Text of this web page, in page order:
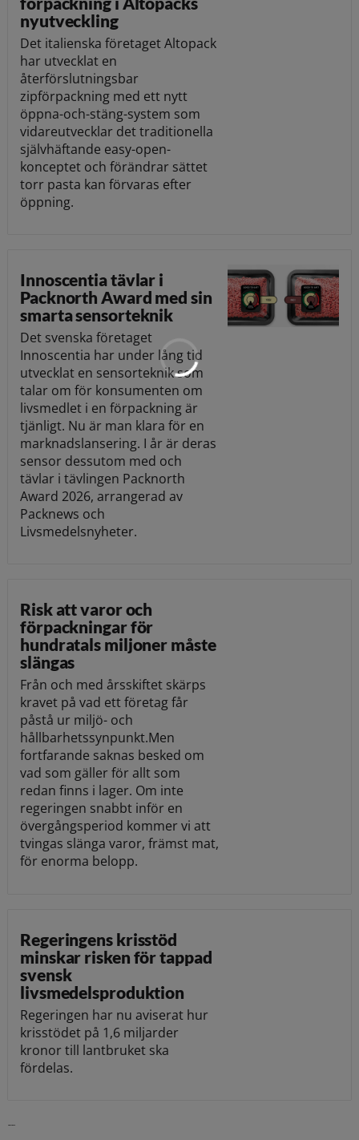
nyutveckling
Det italienska företaget Altopack
har utvecklat en
återförslutningsbar
zipförpackning med ett nytt
öppna-och-stäng-system som
vidareutvecklar det traditionella
självhäftande easy-open-
konceptet och förändrar sättet
torr pasta kan förvaras efter
öppning.
Innoscentia tävlar i
Packnorth Award med sin
smarta sensorteknik
Det svenska företaget
Innoscentia har under lång tid
utvecklat en sensorteknik som
talar om för konsumenten om
livsmedlet i en förpackning är
tjänligt. Nu är man klara för en
marknadslansering. I år är deras
sensor dessutom med och
tävlar i tävlingen Packnorth
Award 2026, arrangerad av
Packnews och
Livsmedelsnyheter.
Risk att varor och
förpackningar för
hundratals miljoner måste
slängas
Från och med årsskiftet skärps
kravet på vad ett företag får
påstå ur miljö- och
hållbarhetssynpunkt.Men
fortfarande saknas besked om
vad som gäller för allt som
redan finns i lager. Om inte
regeringen snabbt inför en
övergångsperiod kommer vi att
tvingas slänga varor, främst mat,
för enorma belopp.
Regeringens krisstöd
minskar risken för tappad
svensk
livsmedelsproduktion
Regeringen har nu aviserat hur
krisstödet på 1,6 miljarder
kronor till lantbruket ska
fördelas.